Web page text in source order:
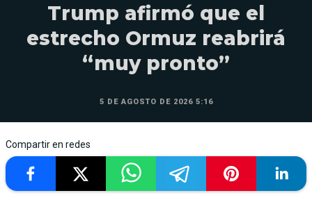
Trump afirmó que el
estrecho Ormuz reabrirá
“muy pronto”
5 DE AGOSTO DE 2026 5:16
Compartir en redes